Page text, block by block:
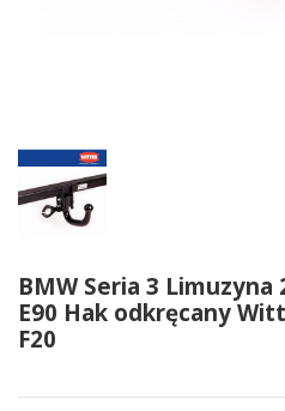
BMW Seria 3 Limuzyna
E90 Hak odkręcany
F20